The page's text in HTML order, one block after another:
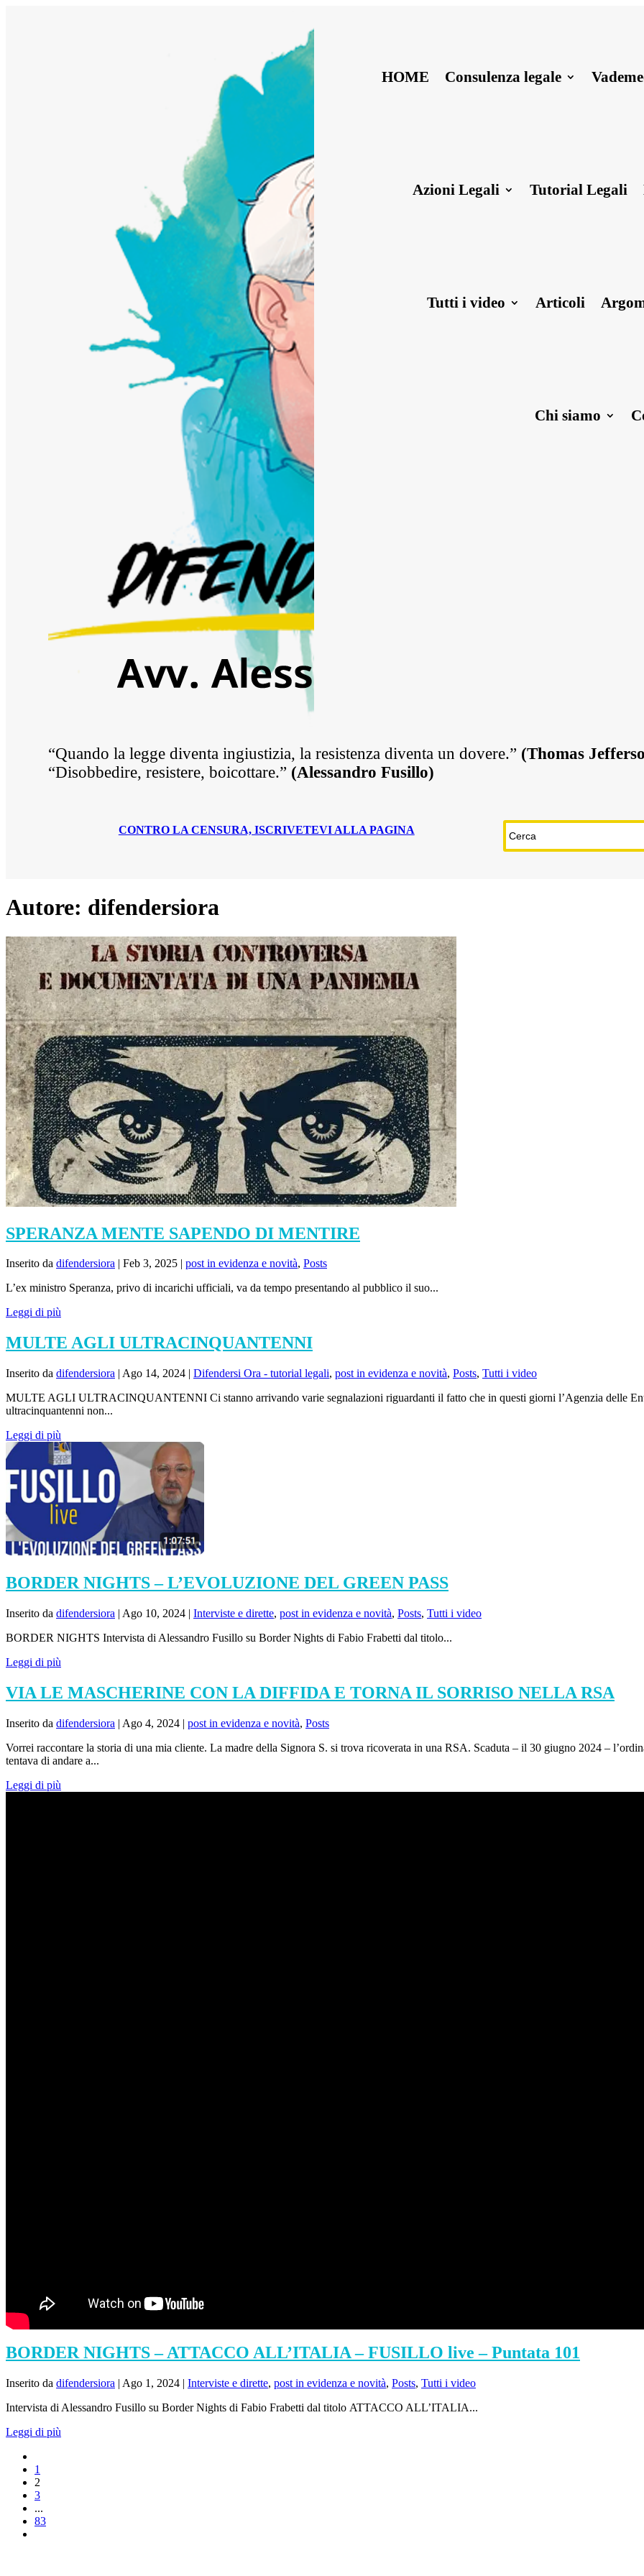
HOME Consulenza legale
Azioni Legali Tutorial Legali
Tutti i video Articoli
Chi siamo
“Quando la legge diventa ingiustizia, la resistenza diventa un dovere.” (Thomas
“Disobbedire, resistere, boicottare.” (Alessandro Fusillo)
CONTRO LA CENSURA, ISCRIVETEVI ALLA PAGINA
Autore: difendersiora
SPERANZA MENTE SAPENDO DI MENTIRE
Inserito da difendersiora | Feb 3, 2025 | post in evidenza e novità, Posts
L’ex ministro Speranza, privo di incarichi ufficiali, va da tempo presentando al pubblico il suo...
Leggi di più
MULTE AGLI ULTRACINQUANTENNI
Inserito da difendersiora | Ago 14, 2024 | Difendersi Ora - tutorial legali, post in evidenza e novità, Posts, Tutti i video
MULTE AGLI ULTRACINQUANTENNI Ci stanno arrivando varie segnalazioni riguardanti il fatto che in questi giorni l’Agenzia delle
ultracinquantenni non...
Leggi di più
BORDER NIGHTS – L’EVOLUZIONE DEL GREEN PASS
Inserito da difendersiora | Ago 10, 2024 | Interviste e dirette, post in evidenza e novità, Posts, Tutti i video
BORDER NIGHTS Intervista di Alessandro Fusillo su Border Nights di Fabio Frabetti dal titolo...
Leggi di più
VIA LE MASCHERINE CON LA DIFFIDA E TORNA IL SORRISO NELLA RSA
Inserito da difendersiora | Ago 4, 2024 | post in evidenza e novità, Posts
Vorrei raccontare la storia di una mia cliente. La madre della Signora S. si trova ricoverata in una RSA. Scaduta – il 30 giugno 2024 –
tentava di andare a...
Leggi di più
BORDER NIGHTS – ATTACCO ALL’ITALIA – FUSILLO live – Puntata 101
Inserito da difendersiora | Ago 1, 2024 | Interviste e dirette, post in evidenza e novità, Posts, Tutti i video
Intervista di Alessandro Fusillo su Border Nights di Fabio Frabetti dal titolo ATTACCO ALL’ITALIA...
Leggi di più
1
2
3
...
83